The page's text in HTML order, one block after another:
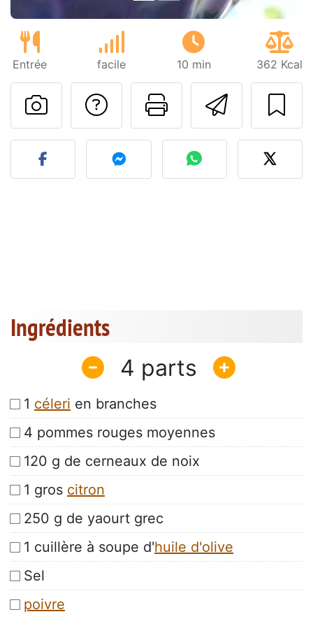
Entrée facile 10 min 362 Kcal
Imprimer
Poser une
Publier votre photo de
Ingrédients
4
1 céleri en branches
4 pommes rouges moyennes
120 g de cerneaux de noix
1 gros citron
250 g de yaourt grec
1 cuillère à soupe d'huile d'olive
Sel
poivre